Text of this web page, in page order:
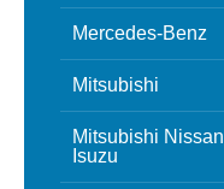
Mercedes-Benz
Mitsubishi
Mitsubishi Nissan
Isuzu